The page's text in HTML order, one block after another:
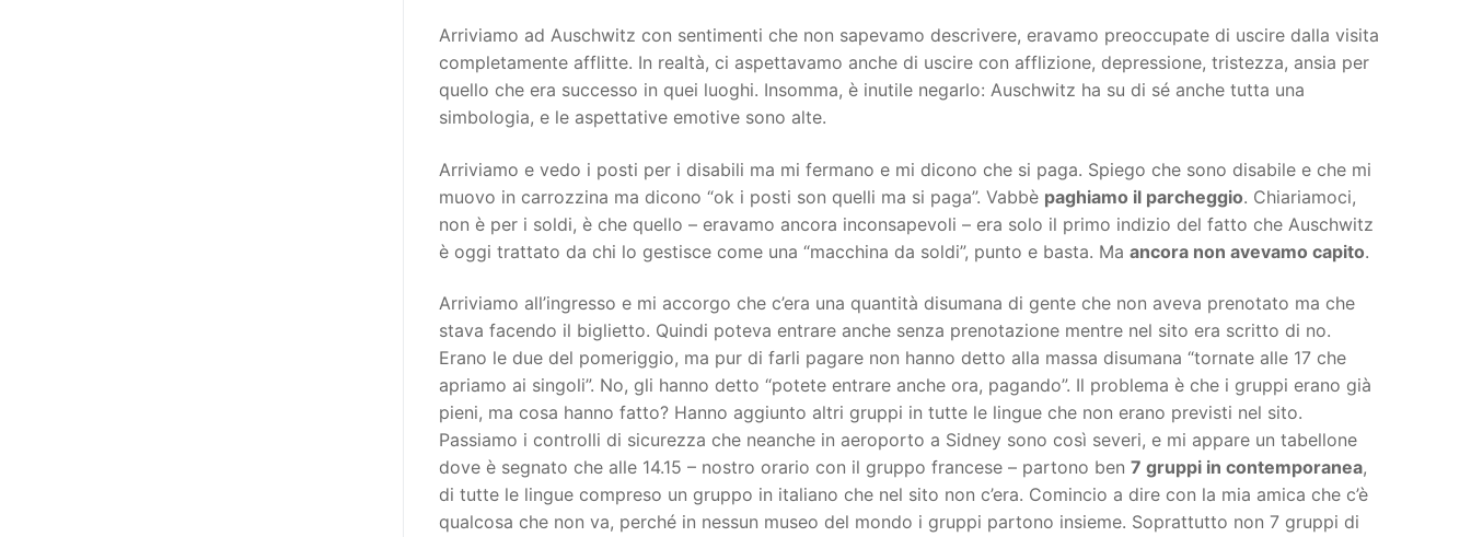
Arriviamo ad Auschwitz con sentimenti che non sapevamo descrivere, eravamo preoccupate di uscire dalla visita
completamente afflitte. In realtà, ci aspettavamo anche di uscire con afflizione, depressione, tristezza, ansia per
quello che era successo in quei luoghi. Insomma, è inutile negarlo: Auschwitz ha su di sé anche tutta una
simbologia, e le aspettative emotive sono alte.
Arriviamo e vedo i posti per i disabili ma mi fermano e mi dicono che si paga. Spiego che sono disabile e che mi
muovo in carrozzina ma dicono “ok i posti son quelli ma si paga”. Vabbè paghiamo il parcheggio. Chiariamoci,
non è per i soldi, è che quello – eravamo ancora inconsapevoli – era solo il primo indizio del fatto che Auschwitz
è oggi trattato da chi lo gestisce come una “macchina da soldi”, punto e basta. Ma ancora non avevamo capito.
Arriviamo all’ingresso e mi accorgo che c’era una quantità disumana di gente che non aveva prenotato ma che
stava facendo il biglietto. Quindi poteva entrare anche senza prenotazione mentre nel sito era scritto di no.
Erano le due del pomeriggio, ma pur di farli pagare non hanno detto alla massa disumana “tornate alle 17 che
apriamo ai singoli”. No, gli hanno detto “potete entrare anche ora, pagando”. Il problema è che i gruppi erano già
pieni, ma cosa hanno fatto? Hanno aggiunto altri gruppi in tutte le lingue che non erano previsti nel sito.
Passiamo i controlli di sicurezza che neanche in aeroporto a Sidney sono così severi, e mi appare un tabellone
dove è segnato che alle 14.15 – nostro orario con il gruppo francese – partono ben 7 gruppi in contemporanea,
di tutte le lingue compreso un gruppo in italiano che nel sito non c’era. Comincio a dire con la mia amica che c’è
qualcosa che non va, perché in nessun museo del mondo i gruppi partono insieme. Soprattutto non 7 gruppi di